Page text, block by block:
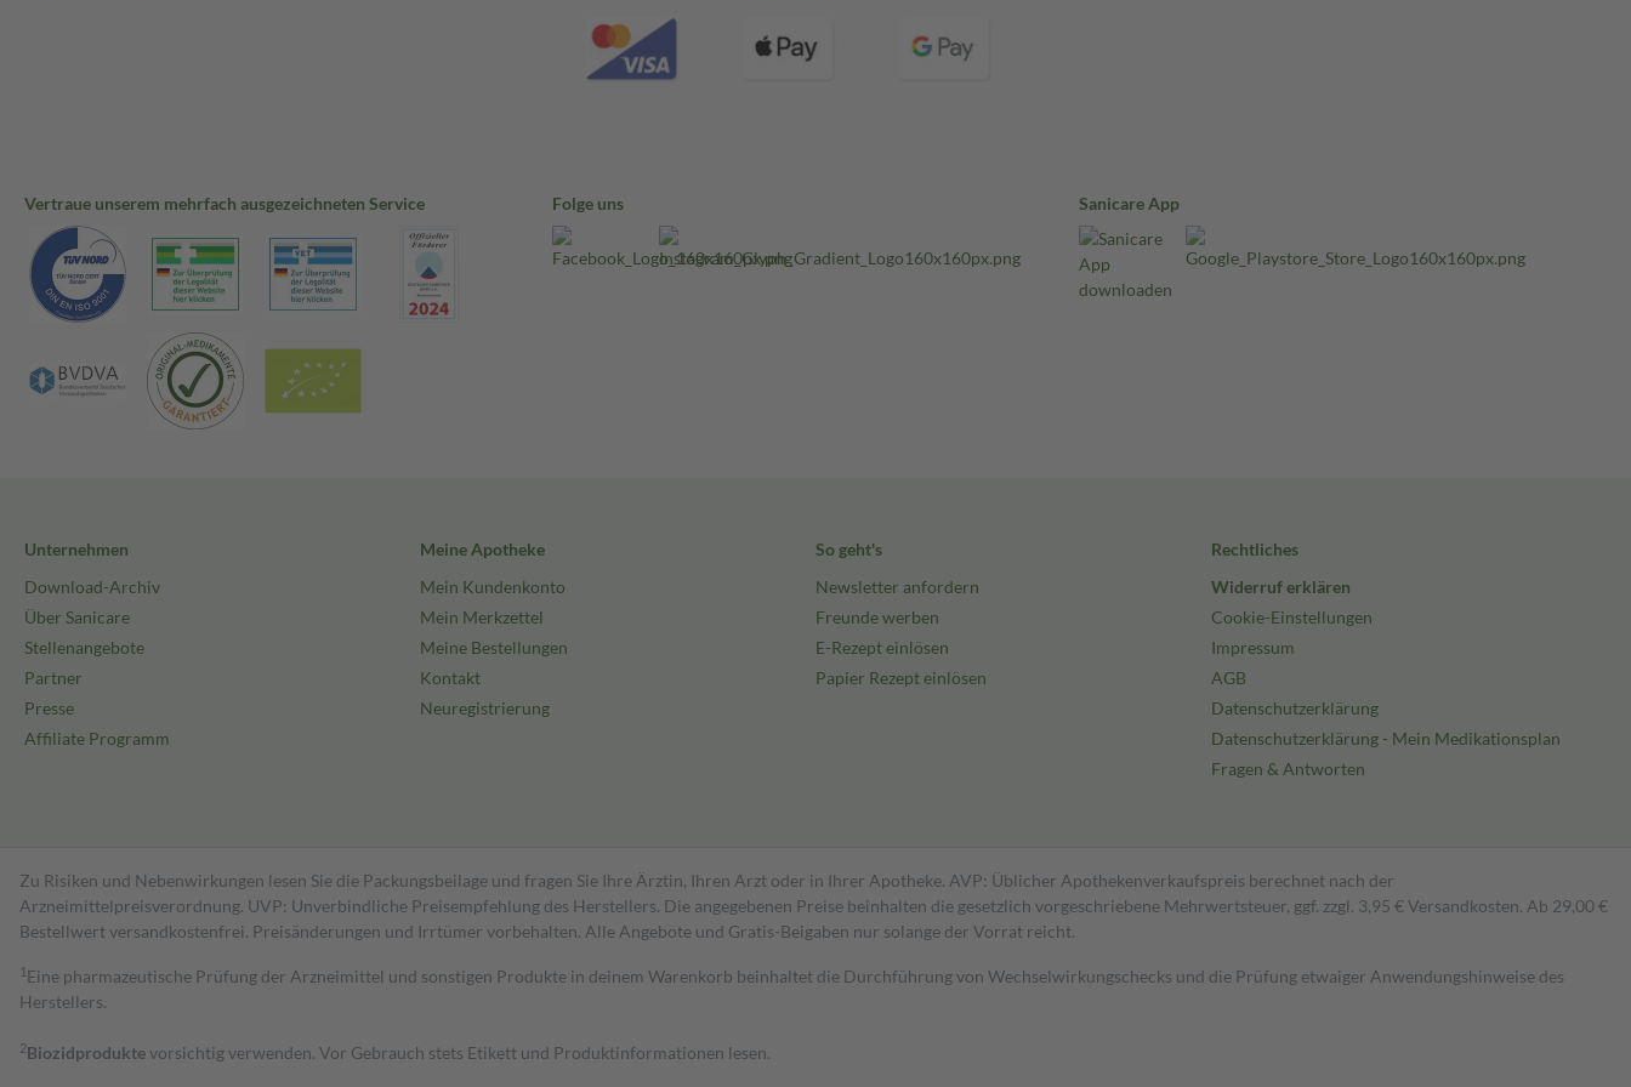
Vertraue unserem mehrfach ausgezeichneten Service Folge uns Sanicare App
Unternehmen
Download-Archiv
Über Sanicare
Stellenangebote
Partner
Presse
Affiliate Programm
Meine Apotheke
Mein Kundenkonto
Mein Merkzettel
Meine Bestellungen
Kontakt
Neuregistrierung
So geht's
Newsletter anfordern
Freunde werben
E-Rezept einlösen
Papier Rezept einlösen
Rechtliches
Widerruf erklären
Cookie-Einstellungen
Impressum
AGB
Datenschutzerklärung
Datenschutzerklärung - Mein Medikationsplan
Fragen & Antworten
Zu Risiken und Nebenwirkungen lesen Sie die Packungsbeilage und fragen Sie Ihre Ärztin, Ihren Arzt oder in Ihrer Apotheke. AVP: Üblicher Apothekenverkaufspreis berechnet nach der
Arzneimittelpreisverordnung. UVP: Unverbindliche Preisempfehlung des Herstellers. Die angegebenen Preise beinhalten die gesetzlich vorgeschriebene Mehrwertsteuer, ggf. zzgl. 3,95 € Versandkosten. Ab 29,00 €
Bestell­wert versand­kosten­frei. Preisänderungen und Irrtümer vorbehalten. Alle Angebote und Gratis-Beigaben nur solange der Vorrat reicht.
1 Eine pharmazeutische Prüfung der Arzneimittel und sonstigen Produkte in deinem Warenkorb beinhaltet die Durchführung von Wechselwirkungschecks und die Prüfung etwaiger Anwendungshinweise des
Herstellers.
2Biozidproduktevorsichtig verwenden. Vor Gebrauch stets Etikett und Produktinformationen lesen.